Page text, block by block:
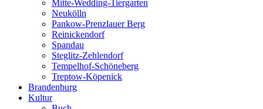
Mitte-Wedding-Tiergarten
Neukölln
Pankow-Prenzlauer Berg
Reinickendorf
Spandau
Steglitz-Zehlendorf
Tempelhof-Schöneberg
Treptow-Köpenick
Brandenburg
Kultur